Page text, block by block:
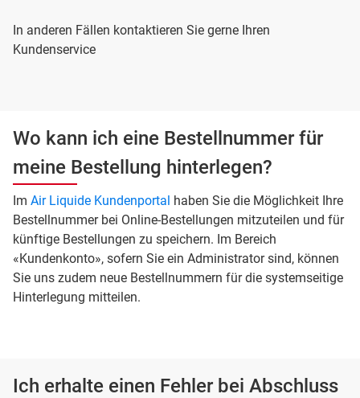
In anderen Fällen kontaktieren Sie gerne Ihren
Kundenservice
Wo kann ich eine Bestellnummer für
meine Bestellung hinterlegen?
Im Air Liquide Kundenportal haben Sie die Möglichkeit Ihre
Bestellnummer bei Online-Bestellungen mitzuteilen und für
künftige Bestellungen zu speichern. Im Bereich
«Kundenkonto», sofern Sie ein Administrator sind, können
Sie uns zudem neue Bestellnummern für die systemseitige
Hinterlegung mitteilen.
Ich erhalte einen Fehler bei Abschluss